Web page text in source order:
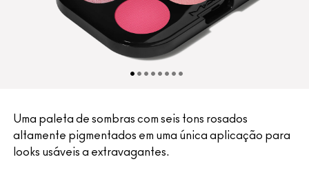
Uma paleta de sombras com seis tons rosados
altamente pigmentados em uma única aplicação para
looks usáveis a extravagantes.